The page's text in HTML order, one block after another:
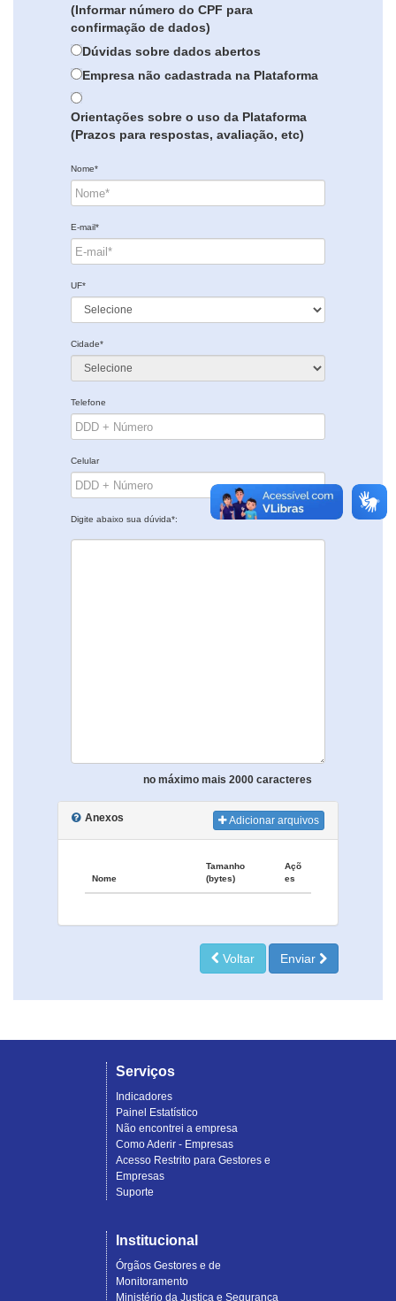
(Informar número do CPF para
confirmação de dados)
Dúvidas sobre dados abertos
Empresa não cadastrada na Plataforma
Orientações sobre o uso da Plataforma
(Prazos para respostas, avaliação, etc)
Nome*
E-mail*
UF*
Cidade*
Telefone
Celular
Digite abaixo sua dúvida*:
no máximo mais 2000 caracteres
Anexos Adicionar arquivos
Nome
Tamanho
(bytes)
Açõ
es
Voltar Enviar
Serviços
Indicadores
Painel Estatístico
Não encontrei a empresa
Como Aderir - Empresas
Acesso Restrito para Gestores e
Empresas
Suporte
Institucional
Órgãos Gestores e de
Monitoramento
Ministério da Justiça e Segurança